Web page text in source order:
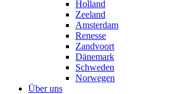
Holland
Zeeland
Amsterdam
Renesse
Zandvoort
Dänemark
Schweden
Norwegen
Über uns